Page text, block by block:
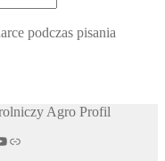
podczas pisania
rolniczego Agro Profil na YouTub
Link